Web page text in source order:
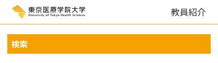
教員紹介
検索